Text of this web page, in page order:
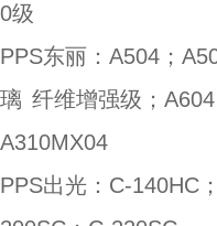
0级
PPS东丽：A504；
璃 纤维增强级；
A310MX04
PPS出光：C-140HC